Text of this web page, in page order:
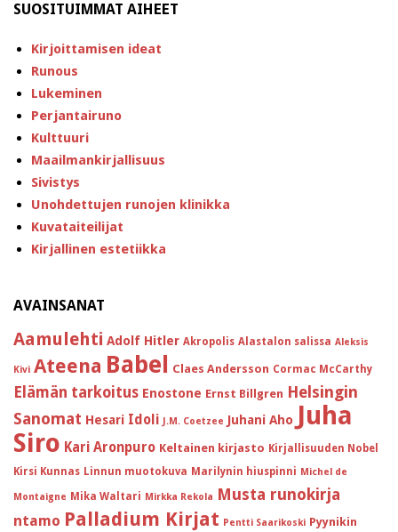
SUOSITUIMMAT AIHEET
Kirjoittamisen ideat
Runous
Lukeminen
Perjantairuno
Kulttuuri
Maailmankirjallisuus
Sivistys
Unohdettujen runojen klinikka
Kuvataiteilijat
Kirjallinen estetiikka
AVAINSANAT
Aamulehti Adolf Hitler Akropolis Alastalon salissa Aleksis
Kivi Ateena Babel Claes Andersson Cormac McCarthy
Elämän tarkoitus Enostone Ernst Billgren Helsingin
Sanomat Hesari Idoli J.M. Coetzee Juhani Aho Juha
Siro Kari Aronpuro Keltainen kirjasto Kirjallisuuden Nobel
Kirsi Kunnas Linnun muotokuva Marilynin hiuspinni Michel de
Montaigne Mika Waltari Mirkka Rekola Musta runokirja
ntamo Palladium Kirjat Pentti Saarikoski Pyynikin